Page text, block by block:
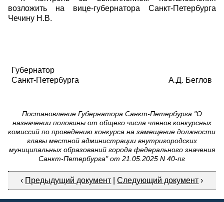
возложить на вице-губернатора Санкт-Петербурга
Чечину Н.В.
Губернатор
Санкт-Петербурга
А.Д. Беглов
Постановление Губернатора Санкт-Петербурга "О
назначении половины от общего числа членов конкурсных
комиссий по проведению конкурса на замещение должности
главы местной администрации внутригородских
муниципальных образований города федерального значения
Санкт-Петербурга" от 21.05.2025 N 40-пг
‹ Предыдущий документ |Следующий документ ›